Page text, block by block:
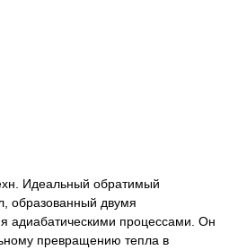
Идеальный обратимый
образованный двумя
адиабатическими процессами. Он
превращению тепла в